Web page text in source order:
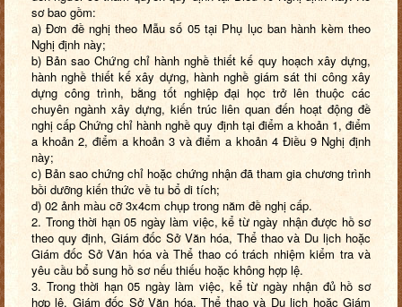
sơ bao gồm:
a) Đơn đề nghị theo Mẫu số 05 tại Phụ lục ban hành kèm theo
Nghị định này;
b) Bản sao Chứng chỉ hành nghề thiết kế quy hoạch xây dựng,
hành nghề thiết kế xây dựng, hành nghề giám sát thi công xây
dựng công trình, bằng tốt nghiệp đại học trở lên thuộc các
chuyên ngành xây dựng, kiến trúc liên quan đến hoạt động đề
nghị cấp Chứng chỉ hành nghề quy định tại điểm a khoản 1, điểm
a khoản 2, điểm a khoản 3 và điểm a khoản 4 Điều 9 Nghị định
này;
c) Bản sao chứng chỉ hoặc chứng nhận đã tham gia chương trình
bồi dưỡng kiến thức về tu bổ di tích;
d) 02 ảnh màu cỡ 3x4cm chụp trong năm đề nghị cấp.
2. Trong thời hạn 05 ngày làm việc, kể từ ngày nhận được hồ sơ
theo quy định, Giám đốc Sở Văn hóa, Thể thao và Du lịch hoặc
Giám đốc Sở Văn hóa và Thể thao có trách nhiệm kiểm tra và
yêu cầu bổ sung hồ sơ nếu thiếu hoặc không hợp lệ.
3. Trong thời hạn 05 ngày làm việc, kể từ ngày nhận đủ hồ sơ
hợp lệ, Giám đốc Sở Văn hóa, Thể thao và Du lịch hoặc Giám